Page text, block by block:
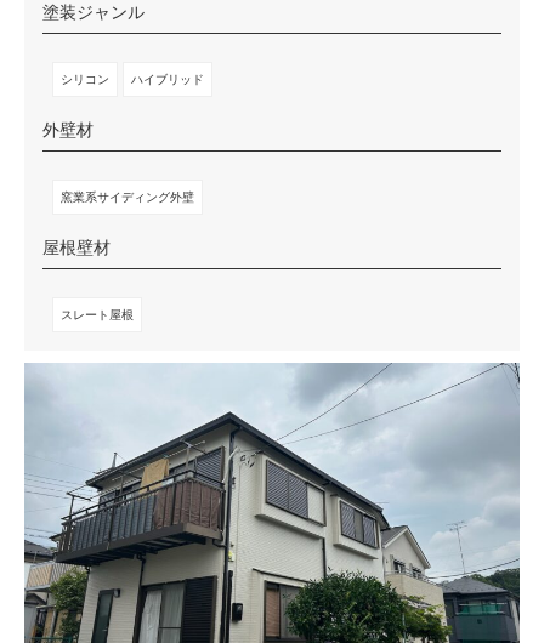
塗装ジャンル
シリコン ハイブリッド
外壁材
窯業系サイディング外壁
屋根壁材
スレート屋根